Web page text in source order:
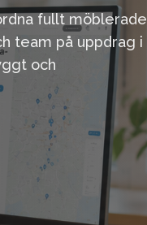
fullt möblerade
team på uppdrag i
och